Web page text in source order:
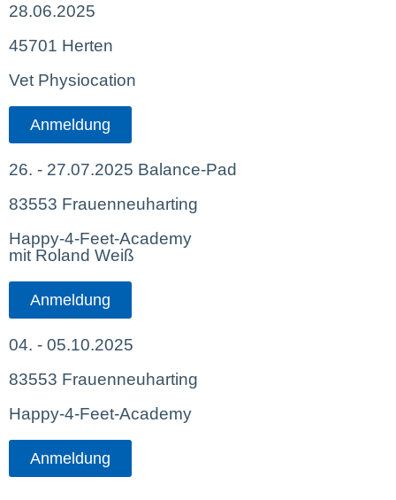
28.06.2025
45701 Herten
Vet Physiocation
Anmeldung
26. - 27.07.2025 Balance-Pad
83553 Frauenneuharting
Happy-4-Feet-Academy
mit Roland Weiß
Anmeldung
04. - 05.10.2025
83553 Frauenneuharting
Happy-4-Feet-Academy
Anmeldung